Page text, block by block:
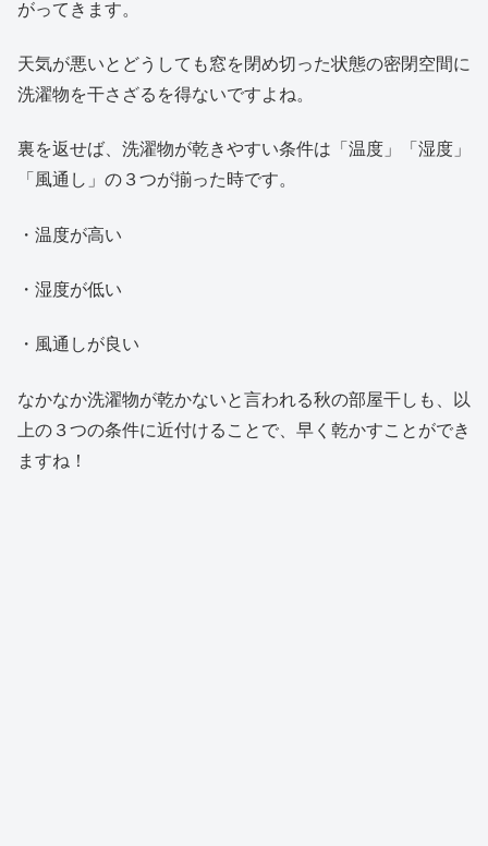
がってきます。
天気が悪いとどうしても窓を閉め切った状態の密閉空間に
洗濯物を干さざるを得ないですよね。
裏を返せば、洗濯物が乾きやすい条件は「温度」「湿度」
「風通し」の３つが揃った時です。
・温度が高い
・湿度が低い
・風通しが良い
なかなか洗濯物が乾かないと言われる秋の部屋干しも、以
上の３つの条件に近付けることで、早く乾かすことができ
ますね！